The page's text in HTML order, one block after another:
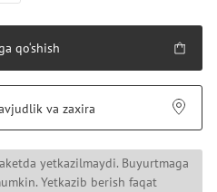
qo‘shish
va zaxira
yetkazilmaydi. Buyurtmaga
Yetkazib berish faqat